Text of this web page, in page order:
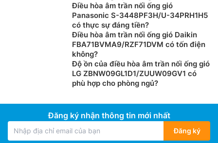
năng này, khi điều hòa phát sinh lỗi, những mã mã lỗi
sẽ được hiển thị trên màn hình ở mặt lạnh, giúp người
dùng có thể dễ dàng nhận biết để khắc phục những sự
cố mà điều hòa gặp phải một cách nhanh chóng.
Điều hòa âm trần nối ống gió
Panasonic S-3448PF3H/U-34PRH1H5
có thực sự đáng tiền?
Điều hòa âm trần nối ống gió Daikin
FBA71BVMA9/RZF71DVM có tốn điện
không?
Độ ồn của điều hòa âm trần nối ống gió
LG ZBNW09GL1D1/ZUUW09GV1 có
phù hợp cho phòng ngủ?
Đăng ký nhận thông tin mới nhất
Đăng ký